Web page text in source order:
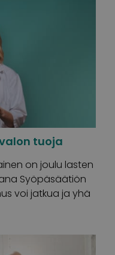
tuoja
on joulu lasten
Syöpäsäätiön
voi jatkua ja yhä